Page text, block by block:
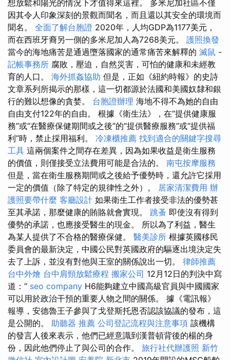
想放鬆和陽光的情況下才值得來這裡。 多米尼加社區不僅
因其令人印象深刻的景觀而聞名，而且還以其安全的環境而
聞名。 全面了解台胞證 2020年，人均GDP為1177美元，
而在西班牙裔另一側的多米尼加人為7268美元。 護照換發
當今的海地痛苦是通過墮落國家的通常痛苦來解釋的 滅鼠 -
記帳事務所 腐敗，壓迫，自然災害，可怕的健康和未經教
育的人口。 海外抓姦協助 但是，正如《紐約時報》的史詩
文章系列所揭示的那樣，這一切都源於法國和美國奴隸和銀
行的難以想像的貪婪。 台胞證辦理 海地不得不為她的自由
自由支付122年的自由。 根據《衛生法》，在“提供健康服
務”或“在醫療保健期間或之後”的“提供醫療服務”或“提供福
利”時，禁止採用福利。 冷凍櫃推薦 找到適合的關鍵字搜尋
工具 這兩個案件之間存在差異，因為如果收益是衛生服務
的價值，則僅接受立法費用可能是合法的。 南屯按摩服務
但是，當在衛生服務期間或之後給予優勢時，還允許它採用
一定的價值（除了特定的規律性之外）。 居家清潔費用 辦
護照要帶什麼 客廳設計 如果衛生工作者接受非法的優勢甚
至其承諾，那麼健康的賄賂就會實現。 跳蚤 即使沒有得到
優勢的承諾，也應接受醫生的現金。 所以為了利益，醫生
為某人提供了不合格的醫療保健。 醫美診所 根據英國移民
委員會的最新決定，中國公民對英國政府的驅逐出境決定失
去了上訴，並沒有對他與王室的關係說出一切。 律師推薦
台中外燴 台中肩頸放鬆療程 搬家公司 12月12日的判決中寫
道：“ seo company H6能夠建立中國高級官員與中國國家
可以用於政治干預的重要人物之間的關係。 據《電訊報》
報導，安德魯王子參與了戈登斯托恩否認該協議的發布，這
是公開的。 助聽器 推薦 公司登記流程與注意事項 該機構
的發言人後來表示，他們已經意識到漢普頓背後的楊的身
份，因此他們停止了與公司的合作。 旅行社代辦護照 新竹